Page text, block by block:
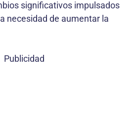
significativos impulsados
necesidad de aumentar la
Publicidad